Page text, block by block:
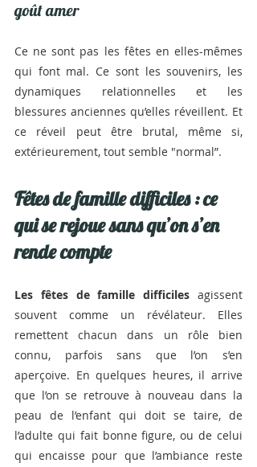
goût amer
Ce ne sont pas les fêtes en elles-mêmes
qui font mal. Ce sont les souvenirs, les
dynamiques relationnelles et les
blessures anciennes qu’elles réveillent. Et
ce réveil peut être brutal, même si,
extérieurement, tout semble "normal”.
Fêtes de famille difficiles : ce
qui se rejoue sans qu’on s’en
rende compte
Les fêtes de famille difficiles agissent
souvent comme un révélateur. Elles
remettent chacun dans un rôle bien
connu, parfois sans que l’on s’en
aperçoive. En quelques heures, il arrive
que l’on se retrouve à nouveau dans la
peau de l’enfant qui doit se taire, de
l’adulte qui fait bonne figure, ou de celui
qui encaisse pour que l’ambiance reste